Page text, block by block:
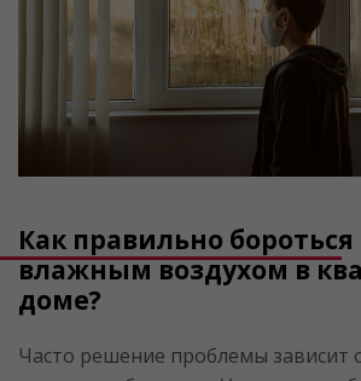
Как правильно
влажным воздухом в
доме?
Часто решение проблемы зависит